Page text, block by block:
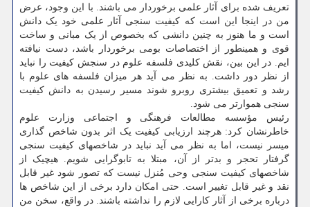
تعریف شده برای آثار علمی برخوردار می باشند. با این وجود، عرض
من در اینجا این است که کیفیت سنجی آثار علمی خود یک دانش
است و ما هنوز به چنین دانشی که بخصوص از یک مبانی و ساخت
قوی و همینطور از اختصاصات بومی برخوردار باشد، دست نیافته
ایم. در این بین، نقش کلیدی فلسفه علوم در سنجش کیفیت را نباید
از نظر دور داشت. به نظر می آید هر میزان فلسفه های علوم با
رشد و تعمیق بیشتری روبرو شوند مسیر رسیدن به دانش کیفیت
سنجی هموارتر می شود.
رئیس مؤسسه مطالعات فرهنگی و اجتماعی وزارت علوم
خاطرنشان کرد: هرچند ارزیابی کیفیت یک اثر بدون شاخص گذاری
میسر نیست، اما به نظر می آید نباید در شاخصهای کیفیت سنجی
گرفتار تحجر و بدتر از آن، مبتلا به تابوگرایی شویم. هیچیک از
شاخصهای کیفیت سنجی وحی مُنزل نیست که تصور شود غیر قابل
نقد و غیر قابل تغییر است. حتی امکان دارد برخی از این شاخص ها
درباره برخی از آثار کارایی لازم را نداشته باشند. در واقع، سخن من